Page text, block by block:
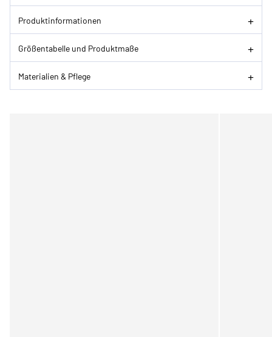
Produktinformationen
Größentabelle und Produktmaße
Materialien & Pflege